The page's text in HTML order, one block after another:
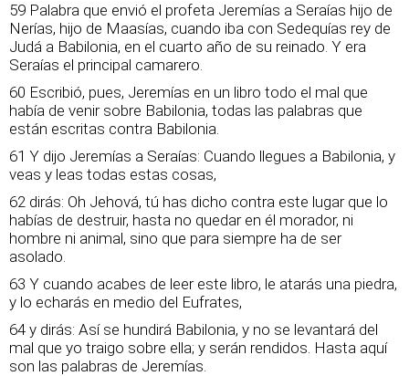
59 Palabra que envió el profeta Jeremías a Seraías hijo de
Nerías, hijo de Maasías, cuando iba con Sedequías rey de
Judá a Babilonia, en el cuarto año de su reinado. Y era
Seraías el principal camarero.
60 Escribió, pues, Jeremías en un libro todo el mal que
había de venir sobre Babilonia, todas las palabras que
están escritas contra Babilonia.
61 Y dijo Jeremías a Seraías: Cuando llegues a Babilonia, y
veas y leas todas estas cosas,
62 dirás: Oh Jehová, tú has dicho contra este lugar que lo
habías de destruir, hasta no quedar en él morador, ni
hombre ni animal, sino que para siempre ha de ser
asolado.
63 Y cuando acabes de leer este libro, le atarás una piedra,
y lo echarás en medio del Eufrates,
64 y dirás: Así se hundirá Babilonia, y no se levantará del
mal que yo traigo sobre ella; y serán rendidos. Hasta aquí
son las palabras de Jeremías.